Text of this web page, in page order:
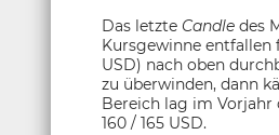
Das letzte Candle des
Kursgewinne entfallen
USD) nach oben
zu überwinden, dann
Bereich lag im Vorjahr
160 / 165 USD.